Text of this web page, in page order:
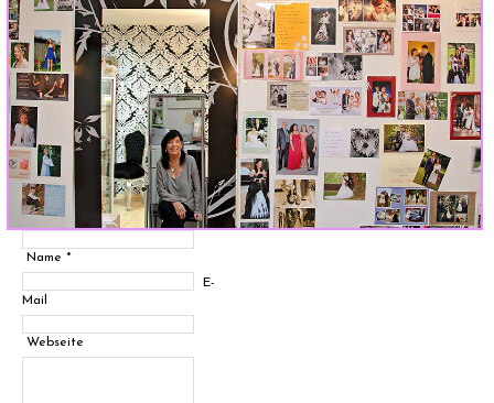
Name *
E-
Mail
Webseite